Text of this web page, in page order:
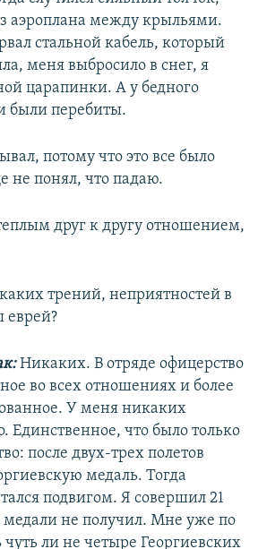
аэроплана между крыльями.
стальной кабель, который
меня выбросило в снег, я
царапинки. А у бедного
были перебиты.
потому что это все было
не понял, что падаю.
друг к другу отношением,
трений, неприятностей в
еврей?
Никаких. В отряде офицерство
во всех отношениях и более
У меня никаких
Единственное, что было только
после двух-трех полетов
медаль. Тогда
подвигом. Я совершил 21
медали не получил. Мне уже по
чуть ли не четыре Георгиевских